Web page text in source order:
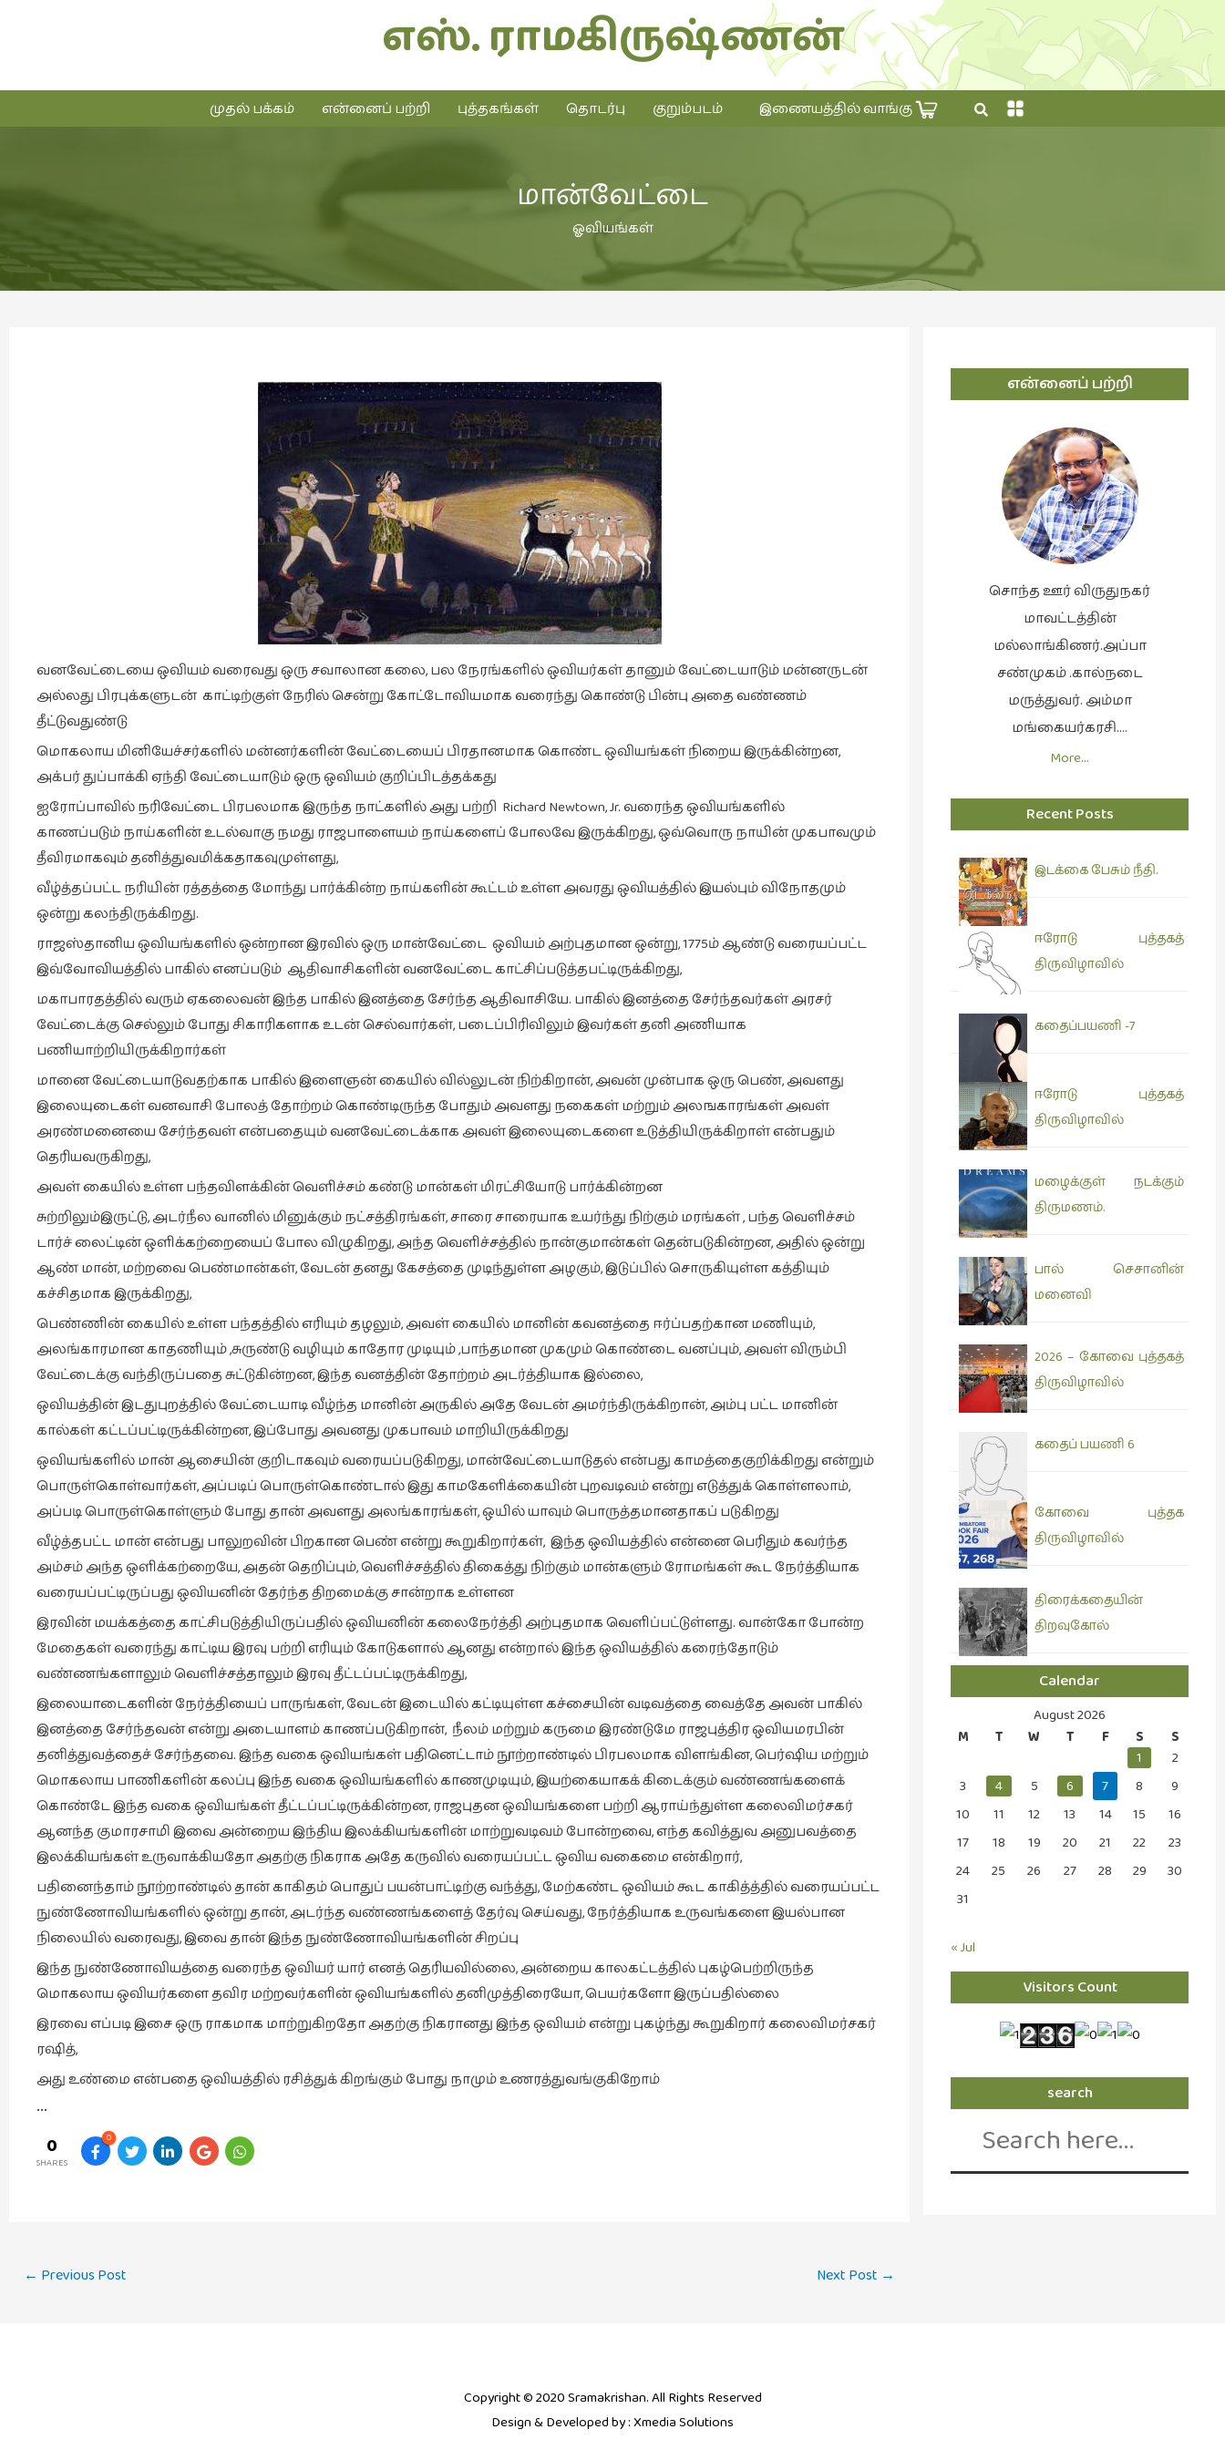
எஸ். ராமகிருஷ்ணன்
முதல் பக்கம் என்னைப் பற்றி புத்தகங்கள் தொடர்பு குறும்படம் இணையத்தில் வாங்கு
மான்வேட்டை
ஓவியங்கள்
வனவேட்டையை ஒவியம் வரைவது ஒரு சவாலான கலை, பல நேரங்களில் ஒவியர்கள் தானும் வேட்டையாடும் மன்னருடன்
அல்லது பிரபுக்களுடன் காட்டிற்குள் நேரில் சென்று கோட்டோவியமாக வரைந்து கொண்டு பின்பு அதை வண்ணம்
தீட்டுவதுண்டு
மொகலாய மினியேச்சர்களில் மன்னர்களின் வேட்டையைப் பிரதானமாக கொண்ட ஒவியங்கள் நிறைய இருக்கின்றன,
அக்பர் துப்பாக்கி ஏந்தி வேட்டையாடும் ஒரு ஒவியம் குறிப்பிடத்தக்கது
ஐரோப்பாவில் நரிவேட்டை பிரபலமாக இருந்த நாட்களில் அது பற்றி Richard Newtown, Jr. வரைந்த ஒவியங்களில்
காணப்படும் நாய்களின் உடல்வாகு நமது ராஜபாளையம் நாய்களைப் போலவே இருக்கிறது, ஒவ்வொரு நாயின் முகபாவமும்
தீவிரமாகவும் தனித்துவமிக்கதாகவுமுள்ளது,
வீழ்த்தப்பட்ட நரியின் ரத்தத்தை மோந்து பார்க்கின்ற நாய்களின் கூட்டம் உள்ள அவரது ஒவியத்தில் இயல்பும் விநோதமும்
ஒன்று கலந்திருக்கிறது.
ராஜஸ்தானிய ஒவியங்களில் ஒன்றான இரவில் ஒரு மான்வேட்டை ஒவியம் அற்புதமான ஒன்று, 1775ம் ஆண்டு வரையப்பட்ட
இவ்வோவியத்தில் பாகில் எனப்படும் ஆதிவாசிகளின் வனவேட்டை காட்சிப்படுத்தபட்டிருக்கிறது,
மகாபாரதத்தில் வரும் ஏகலைவன் இந்த பாகில் இனத்தை சேர்ந்த ஆதிவாசியே. பாகில் இனத்தை சேர்ந்தவர்கள் அரசர்
வேட்டைக்கு செல்லும் போது சிகாரிகளாக உடன் செல்வார்கள், படைப்பிரிவிலும் இவர்கள் தனி அணியாக
பணியாற்றியிருக்கிறார்கள்
மானை வேட்டையாடுவதற்காக பாகில் இளைஞன் கையில் வில்லுடன் நிற்கிறான், அவன் முன்பாக ஒரு பெண், அவளது
இலையுடைகள் வனவாசி போலத் தோற்றம் கொண்டிருந்த போதும் அவளது நகைகள் மற்றும் அலஙகாரங்கள் அவள்
அரண்மனையை சேர்ந்தவள் என்பதையும் வனவேட்டைக்காக அவள் இலையுடைகளை உடுத்தியிருக்கிறாள் என்பதும்
தெரியவருகிறது,
அவள் கையில் உள்ள பந்தவிளக்கின் வெளிச்சம் கண்டு மான்கள் மிரட்சியோடு பார்க்கின்றன
சுற்றிலும்இருட்டு, அடர்நீல வானில் மினுக்கும் நட்சத்திரங்கள், சாரை சாரையாக உயர்ந்து நிற்கும் மரங்கள் , பந்த வெளிச்சம்
டார்ச் லைட்டின் ஒளிக்கற்றையைப் போல விழுகிறது, அந்த வெளிச்சத்தில் நான்குமான்கள் தென்படுகின்றன, அதில் ஒன்று
ஆண் மான், மற்றவை பெண்மான்கள், வேடன் தனது கேசத்தை முடிந்துள்ள அழகும், இடுப்பில் சொருகியுள்ள கத்தியும்
கச்சிதமாக இருக்கிறது,
பெண்ணின் கையில் உள்ள பந்தத்தில் எரியும் தழலும், அவள் கையில் மானின் கவனத்தை ஈர்ப்பதற்கான மணியும்,
அலங்காரமான காதணியும் ,சுருண்டு வழியும் காதோர முடியும் ,பாந்தமான முகமும் கொண்டை வனப்பும், அவள் விரும்பி
வேட்டைக்கு வந்திருப்பதை சுட்டுகின்றன, இந்த வனத்தின் தோற்றம் அடர்த்தியாக இல்லை,
ஒவியத்தின் இடதுபுறத்தில் வேட்டையாடி வீழ்ந்த மானின் அருகில் அதே வேடன் அமர்ந்திருக்கிறான், அம்பு பட்ட மானின்
கால்கள் கட்டப்பட்டிருக்கின்றன, இப்போது அவனது முகபாவம் மாறியிருக்கிறது
ஒவியங்களில் மான் ஆசையின் குறிடாகவும் வரையப்படுகிறது, மான்வேட்டையாடுதல் என்பது காமத்தைகுறிக்கிறது என்றும்
பொருள்கொள்வார்கள், அப்படிப் பொருள்கொண்டால் இது காமகேளிக்கையின் புறவடிவம் என்று எடுத்துக் கொள்ளலாம்,
அப்படி பொருள்கொள்ளும் போது தான் அவளது அலங்காரங்கள், ஒயில் யாவும் பொருத்தமானதாகப் படுகிறது
வீழ்த்தபட்ட மான் என்பது பாலுறவின் பிறகான பெண் என்று கூறுகிறார்கள், இந்த ஒவியத்தில் என்னை பெரிதும் கவர்ந்த
அம்சம் அந்த ஒளிக்கற்றையே, அதன் தெறிப்பும், வெளிச்சத்தில் திகைத்து நிற்கும் மான்களும் ரோமங்கள் கூட நேர்த்தியாக
வரையப்பட்டிருப்பது ஒவியனின் தேர்ந்த திறமைக்கு சான்றாக உள்ளன
இரவின் மயக்கத்தை காட்சிபடுத்தியிருப்பதில் ஒவியனின் கலைநேர்த்தி அற்புதமாக வெளிப்பட்டுள்ளது. வான்கோ போன்ற
மேதைகள் வரைந்து காட்டிய இரவு பற்றி எரியும் கோடுகளால் ஆனது என்றால் இந்த ஒவியத்தில் கரைந்தோடும்
வண்ணங்களாலும் வெளிச்சத்தாலும் இரவு தீட்டப்பட்டிருக்கிறது,
இலையாடைகளின் நேர்த்தியைப் பாருங்கள், வேடன் இடையில் கட்டியுள்ள கச்சையின் வடிவத்தை வைத்தே அவன் பாகில்
இனத்தை சேர்ந்தவன் என்று அடையாளம் காணப்படுகிறான், நீலம் மற்றும் கருமை இரண்டுமே ராஜபுத்திர ஒவியமரபின்
தனித்துவத்தைச் சேர்ந்தவை. இந்த வகை ஒவியங்கள் பதினெட்டாம் நூற்றாண்டில் பிரபலமாக விளங்கின, பெர்ஷிய மற்றும்
மொகலாய பாணிகளின் கலப்பு இந்த வகை ஒவியங்களில் காணமுடியும், இயற்கையாகக் கிடைக்கும் வண்ணங்களைக்
கொண்டே இந்த வகை ஒவியங்கள் தீட்டப்பட்டிருக்கின்றன, ராஜபுதன ஒவியங்களை பற்றி ஆராய்ந்துள்ள கலைவிமர்சகர்
ஆனந்த குமாரசாமி இவை அன்றைய இந்திய இலக்கியங்களின் மாற்றுவடிவம் போன்றவை, எந்த கவித்துவ அனுபவத்தை
இலக்கியங்கள் உருவாக்கியதோ அதற்கு நிகராக அதே கருவில் வரையப்பட்ட ஒவிய வகைமை என்கிறார்,
பதினைந்தாம் நூற்றாண்டில் தான் காகிதம் பொதுப் பயன்பாட்டிற்கு வந்த்து, மேற்கண்ட ஒவியம் கூட காகித்த்தில் வரையப்பட்ட
நுண்ணோவியங்களில் ஒன்று தான், அடர்ந்த வண்ணங்களைத் தேர்வு செய்வது, நேர்த்தியாக உருவங்களை இயல்பான
நிலையில் வரைவது, இவை தான் இந்த நுண்ணோவியங்களின் சிறப்பு
இந்த நுண்ணோவியத்தை வரைந்த ஒவியர் யார் எனத் தெரியவில்லை, அன்றைய காலகட்டத்தில் புகழ்பெற்றிருந்த
மொகலாய ஒவியர்களை தவிர மற்றவர்களின் ஒவியங்களில் தனிமுத்திரையோ, பெயர்களோ இருப்பதில்லை
இரவை எப்படி இசை ஒரு ராகமாக மாற்றுகிறதோ அதற்கு நிகரானது இந்த ஒவியம் என்று புகழ்ந்து கூறுகிறார் கலைவிமர்சகர்
ரஷித்,
அது உண்மை என்பதை ஒவியத்தில் ரசித்துக் கிறங்கும் போது நாமும் உணரத்துவங்குகிறோம்
•••
0
SHARES
0
Post
← Previous Post Next Post →
என்னைப் பற்றி
சொந்த ஊர் விருதுநகர்
மாவட்டத்தின்
மல்லாங்கிணர்.அப்பா
சண்முகம் .கால்நடை
மருத்துவர். அம்மா
மங்கையர்கரசி….
More…
Recent Posts
இடக்கை பேசும் நீதி.
ஈரோடு புத்தகத்
திருவிழாவில்
கதைப்பயணி -7
ஈரோடு புத்தகத்
திருவிழாவில்
மழைக்குள் நடக்கும்
திருமணம்.
பால் செசானின்
மனைவி
2026 – கோவை புத்தகத்
திருவிழாவில்
கதைப் பயணி 6
கோவை புத்தக
திருவிழாவில்
திரைக்கதையின்
திறவுகோல்
Calendar
August 2026
M
T W T F S
S
1
2
3
4 5 6 7 8
9
10
11 12 13 14 15
16
17
18 19 20 21 22
23
24
25 26 27 28 29
30
31
« Jul
Visitors Count
search
Search
Copyright © 2020 Sramakrishan. All Rights Reserved
Design & Developed by :Xmedia Solutions